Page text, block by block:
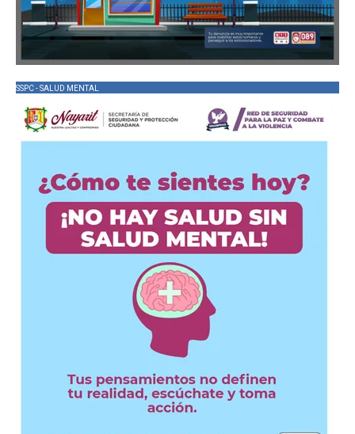
SSPC - SALUD MENTAL